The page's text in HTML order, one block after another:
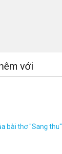
với
bài thơ "Sang thu"